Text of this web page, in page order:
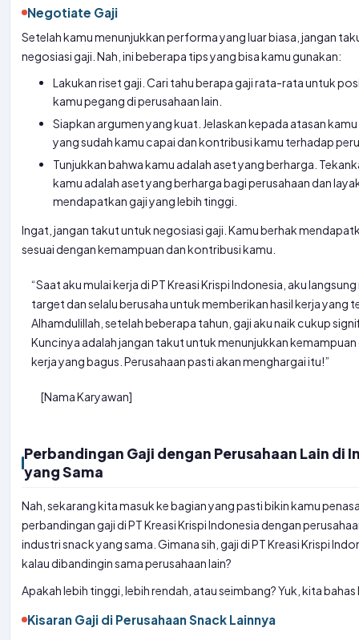
Negotiate Gaji
Setelah kamu menunjukkan performa yang luar biasa, jangan
negosiasi gaji. Nah, ini beberapa tips yang bisa kamu gunakan:
Lakukan riset gaji. Cari tahu berapa gaji rata-rata untuk
kamu pegang di perusahaan lain.
Siapkan argumen yang kuat. Jelaskan kepada atasan kamu
yang sudah kamu capai dan kontribusi kamu terhadap
Tunjukkan bahwa kamu adalah aset yang berharga.
kamu adalah aset yang berharga bagi perusahaan dan
mendapatkan gaji yang lebih tinggi.
Ingat, jangan takut untuk negosiasi gaji. Kamu berhak
sesuai dengan kemampuan dan kontribusi kamu.
“Saat aku mulai kerja di PT Kreasi Krispi Indonesia, aku
target dan selalu berusaha untuk memberikan hasil kerja yang
Alhamdulillah, setelah beberapa tahun, gaji aku naik cukup
Kuncinya adalah jangan takut untuk menunjukkan kemampuan
kerja yang bagus. Perusahaan pasti akan menghargai itu!”
[Nama Karyawan]
Perbandingan Gaji dengan Perusahaan Lain di
yang Sama
Nah, sekarang kita masuk ke bagian yang pasti bikin kamu
perbandingan gaji di PT Kreasi Krispi Indonesia dengan
industri snack yang sama. Gimana sih, gaji di PT Kreasi Krispi
kalau dibandingin sama perusahaan lain?
Apakah lebih tinggi, lebih rendah, atau seimbang? Yuk, kita bahas
Kisaran Gaji di Perusahaan Snack Lainnya